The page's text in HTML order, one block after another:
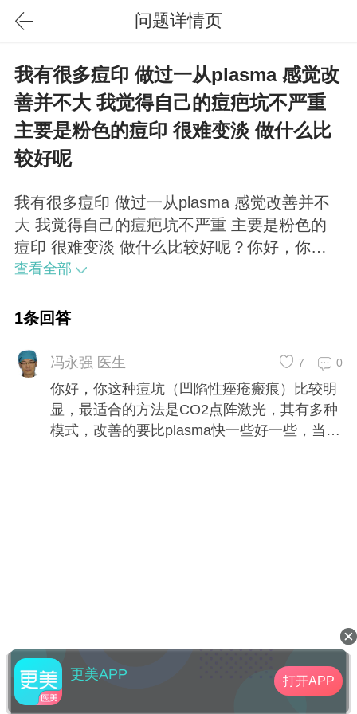
问题详情页
我有很多痘印 做过一从plasma 感觉改
善并不大 我觉得自己的痘疤坑不严重
主要是粉色的痘印 很难变淡 做什么比
较好呢
我有很多痘印 做过一从plasma 感觉改善并不
大 我觉得自己的痘疤坑不严重 主要是粉色的
痘印 很难变淡 做什么比较好呢？你好，你这
种痘坑（凹陷性痤疮瘢痕）比较明显，最适合
的要比plasma快一些好一些，当然继续做
色，可以做染料激光。
查看全部
1条回答
冯永强 医生 0
7
你好，你这种痘坑（凹陷性痤疮瘢痕）比较明
显，最适合的方法是CO2点阵激光，其有多种
模式，改善的要比plasma快一些好一些，当然
更美APP 打开APP